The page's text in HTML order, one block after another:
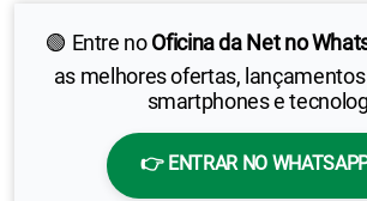
🟢 Entre noOficina da Net no
as melhores ofertas,
smartphones e
👉 ENTRAR NO